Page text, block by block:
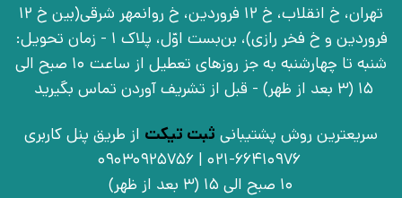
تهران، خ انقلاب، خ 12 فروردین، خ روانمهر شرقی(بین خ 12
فروردین و خ فخر رازی)، بن‌بست اوّل، پلاک 1 - زمان تحویل:
شنبه تا چهارشنبه به جز روزهای تعطیل از ساعت 10 صبح الی
15 (3 بعد از ظهر) - قبل از تشریف آوردن تماس بگیرید
سریعترین روش پشتیبانی ثبت تیکت از طریق پنل کاربری
021-66410976 | 09030925756
10 صبح الی 15 (3 بعد از ظهر)